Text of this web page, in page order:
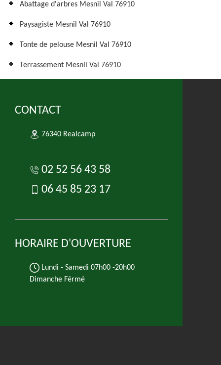
Abattage d'arbres Mesnil Val 76910
Paysagiste Mesnil Val 76910
Tonte de pelouse Mesnil Val 76910
Terrassement Mesnil Val 76910
CONTACT
76340 Realcamp
02 52 56 43 58
06 45 85 23 17
HORAIRE D'OUVERTURE
Lundi - Samedi 07h00 -20h00
Dimanche Férmé